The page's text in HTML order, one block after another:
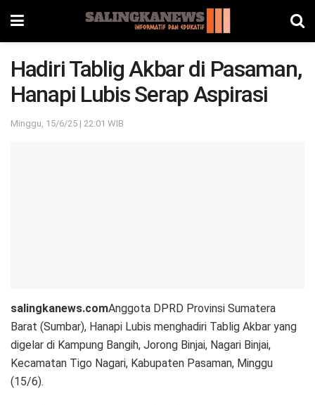
Hadiri Tablig Akbar di Pasaman,
Hanapi Lubis Serap Aspirasi
Minggu, 15/6/25 | 22:01 WIB
salingkanews.comAnggota DPRD Provinsi Sumatera
Barat (Sumbar), Hanapi Lubis menghadiri Tablig Akbar yang
digelar di Kampung Bangih, Jorong Binjai, Nagari Binjai,
Kecamatan Tigo Nagari, Kabupaten Pasaman, Minggu
(15/6).